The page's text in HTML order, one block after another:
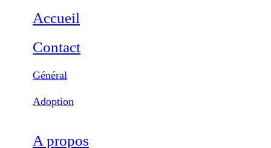
Accueil
Contact
Général
Adoption
A propos